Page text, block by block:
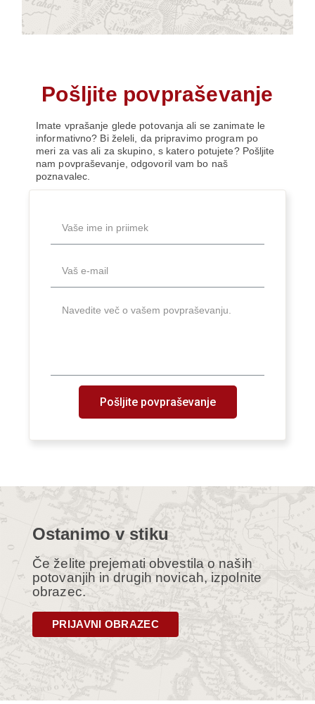
Pošljite povpraševanje
Imate vprašanje glede potovanja ali se zanimate le
informativno? Bi želeli, da pripravimo program po
meri za vas ali za skupino, s katero potujete? Pošljite
nam povpraševanje, odgovoril vam bo naš
poznavalec.
Pošljite povpraševanje
Ostanimo v stiku
Če želite prejemati obvestila o naših
potovanjih in drugih novicah, izpolnite
obrazec.
PRIJAVNI OBRAZEC